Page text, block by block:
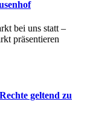
bei uns statt –
präsentieren
geltend zu